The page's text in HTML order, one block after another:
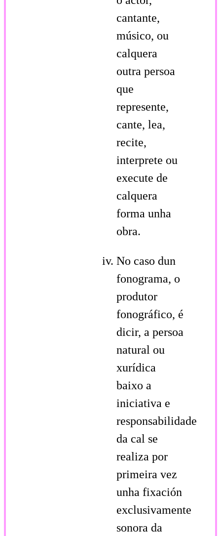
cantante,
músico, ou
calquera
outra persoa
que
represente,
cante, lea,
recite,
interprete ou
execute de
calquera
forma unha
obra.
No caso dun
fonograma, o
produtor
fonográfico, é
dicir, a persoa
natural ou
xurídica
baixo a
iniciativa e
responsabilidade
da cal se
realiza por
primeira vez
unha fixación
exclusivamente
sonora da